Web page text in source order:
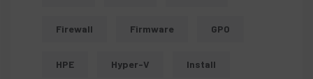
Firewall Firmware GPO
HPE Hyper-V Install